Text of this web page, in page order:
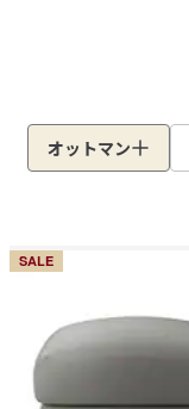
オットマン
SALE